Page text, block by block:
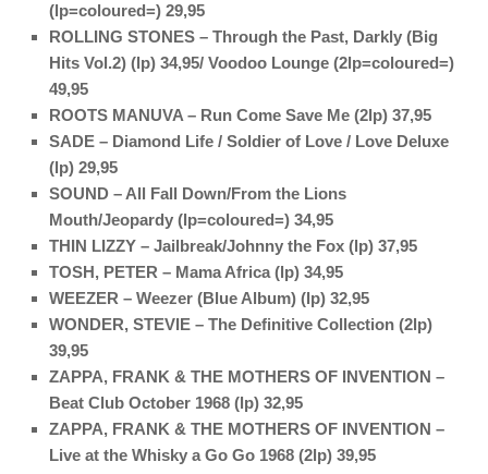
(lp=coloured=) 29,95
ROLLING STONES – Through the Past, Darkly (Big
Hits Vol.2) (lp) 34,95/ Voodoo Lounge (2lp=coloured=)
49,95
ROOTS MANUVA – Run Come Save Me (2lp) 37,95
SADE – Diamond Life / Soldier of Love / Love Deluxe
(lp) 29,95
SOUND – All Fall Down/From the Lions
Mouth/Jeopardy (lp=coloured=) 34,95
THIN LIZZY – Jailbreak/Johnny the Fox (lp) 37,95
TOSH, PETER – Mama Africa (lp) 34,95
WEEZER – Weezer (Blue Album) (lp) 32,95
WONDER, STEVIE – The Definitive Collection (2lp)
39,95
ZAPPA, FRANK & THE MOTHERS OF INVENTION –
Beat Club October 1968 (lp) 32,95
ZAPPA, FRANK & THE MOTHERS OF INVENTION –
Live at the Whisky a Go Go 1968 (2lp) 39,95